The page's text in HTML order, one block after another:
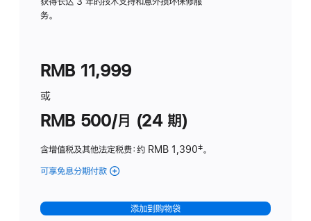
务。
RMB 11,999
或
RMB 500/月 (24 期)
含增值税及其他法定税费：约 RMB 1,390脚
‡。
可享免息分期付款 (Studio
-
标
添加到购物袋